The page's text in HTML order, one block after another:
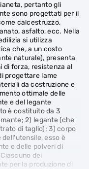
pertanto gli
sono progettati per il
calcestruzzo,
asfalto, ecc. Nella
si utilizza
che, a un costo
naturale), presenta
di forza, resistenza al
progettare lame
da costruzione e
ottimale delle
e del legante
è costituito da 3
2) legante (che
di taglio); 3) corpo
esso è
e delle polveri di
dei
per la produzione di